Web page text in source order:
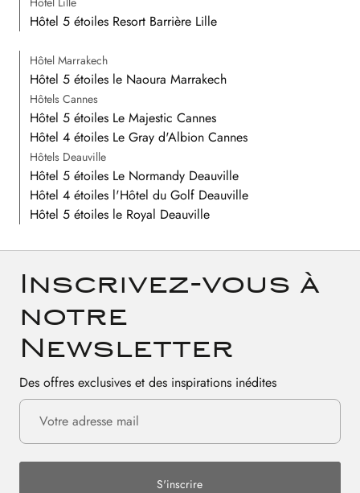
Hôtel 5 étoiles Resort Barrière Lille
Hôtel Marrakech
Hôtel 5 étoiles le Naoura Marrakech
Hôtels Cannes
Hôtel 5 étoiles Le Majestic Cannes
Hôtel 4 étoiles Le Gray d'Albion Cannes
Hôtels Deauville
Hôtel 5 étoiles Le Normandy Deauville
Hôtel 4 étoiles l'Hôtel du Golf Deauville
Hôtel 5 étoiles le Royal Deauville
Inscrivez-vous à
notre
Newsletter
Des offres exclusives et des inspirations inédites
S'inscrire